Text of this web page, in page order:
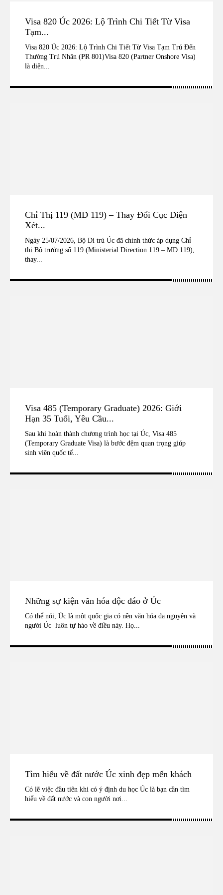
Visa 820 Úc 2026: Lộ Trình Chi Tiết Từ Visa
Tạm...
Visa 820 Úc 2026: Lộ Trình Chi Tiết Từ Visa Tạm Trú Đến
Thường Trú Nhân (PR 801)Visa 820 (Partner Onshore Visa)
là diện...
Chỉ Thị 119 (MD 119) – Thay Đổi Cục Diện
Xét...
Ngày 25/07/2026, Bộ Di trú Úc đã chính thức áp dụng Chỉ
thị Bộ trưởng số 119 (Ministerial Direction 119 – MD 119),
thay...
Visa 485 (Temporary Graduate) 2026: Giới
Hạn 35 Tuổi, Yêu Cầu...
Sau khi hoàn thành chương trình học tại Úc, Visa 485
(Temporary Graduate Visa) là bước đệm quan trọng giúp
sinh viên quốc tế...
Những sự kiện văn hóa độc đáo ở Úc
Có thể nói, Úc là một quốc gia có nền văn hóa đa nguyên và
người Úc luôn tự hào về điều này. Họ...
Tìm hiểu về đất nước Úc xinh đẹp mến khách
Có lẽ việc đầu tiên khi có ý định du học Úc là bạn cần tìm
hiểu về đất nước và con người nơi...